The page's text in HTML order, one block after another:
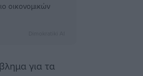
οικονομικών
για τα